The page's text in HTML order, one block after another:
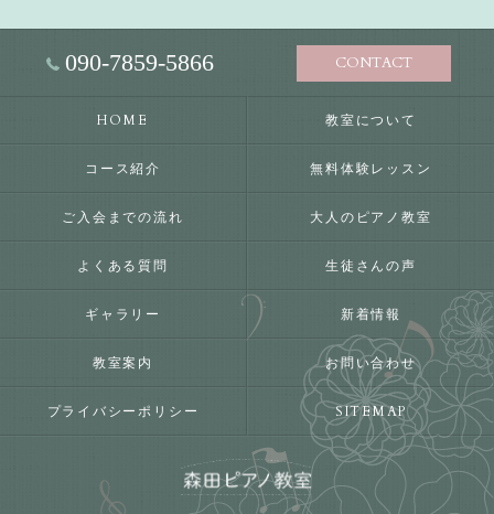
090-7859-5866 CONTACT
HOME 教室について
コース紹介 無料体験レッスン
ご入会までの流れ 大人のピアノ教室
よくある質問 生徒さんの声
ギャラリー 新着情報
教室案内 お問い合わせ
プライバシーポリシー SITEMAP